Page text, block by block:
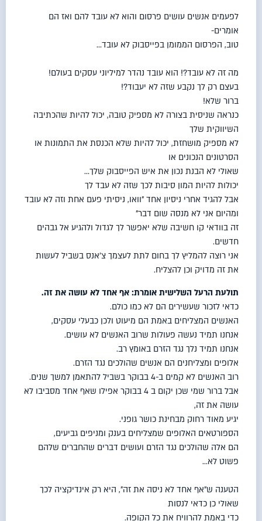
לפעמים אנשים עושים פרסום והוא לא עובד להם ואז הם
אומרים-
טוב, הפרסום הממומן בפייסבוק לא עובד…
מה זה לא עובד?! הוא עובד נהדר למיליוני עסקים בעולם!
בעצם רק לך נקבע שזה לא יעבוד?!
ברור שלא!
כנראה שניסית בצורה לא מספיק טובה, יכול להיות שהכתיבה
השיווקית שלך
לא מספיק מושחזת, יכול להיות שלא הכנסת את התמונות או
הסרטונים הנכונים או
שאולי לא הבנת נכון את איש הפייסבוק שלך…
יכולות להיות המון סיבות לכך שזה לא עבד לך
אבל להגיד אחרי ניסיון אחד "וואו, ניסיתי פעם אחת וזה לא עובד
ומהיום אני לא מנסה שום דבר"
זה בוודאי קו חשיבה שלא יאפשר לך לגדול ולהגיע אל גבהים
חדשים.
אני רוצה להמליץ לך בחום לתת לעצמך צ'אנס בשביל לעשות
את זה מדויק וכן להצליח.
תולעת הרעל השלישית אומרת: אף אחד לא עושה את זה.
כדאי לזכור שעשירים הם לא כמו כולם.
האנשים המצליחים באמת הם מיעוט ולכן כבעלי עסקים,
אנחנו תמיד נעשה פעולות שרוב האנשים לא עושים.
אנחנו תמיד נלך נגד הזרם באומץ רב.
אלופים ומצליחנים הם אנשים שהולכים נגד הזרם.
רוב האנשים לא קמים ב-4 בבוקר בשביל להתאמן למשך שנים.
אבל ברור שמי שכן יקום ב 4 בבוקר אפילו שאף אחד מסביבו לא
עושה את זה,
יגיע מאוד רחוק מבחינת כושר גופני.
הספורטאים האלופים שמצליחים בענק ומניפים גביעים,
הם אלה שהולכים נגד הזרם ועושים דברים שהחברים שלהם
פשוט לא…
הטענה ש"אף אחד לא ניסה את זה", היא רק אינדיקציה לכך
שאולי כן כדאי לנסות
כדי באמת להרוויח את כל הקופה.